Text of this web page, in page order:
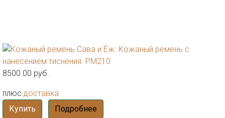
8500.00 руб.
плюс доставка
Купить
Подробнее